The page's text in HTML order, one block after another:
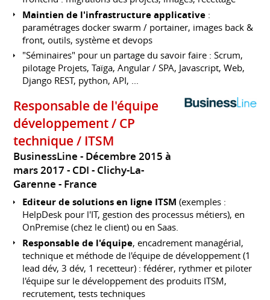
Maintien de l'infrastructure applicative :
paramétrages docker swarm / portainer, images back &
front, outils, système et devops
"Séminaires" pour un partage du savoir faire : Scrum,
pilotage Projets, Taïga, Angular / SPA, Javascript, Web,
Django REST, python, API, ...
Responsable de l'équipe
développement / CP
technique / ITSM
BusinessLine
Décembre 2015 à
mars 2017 CDI
Clichy-La-
Garenne
France
Editeur de solutions en ligne ITSM (exemples :
HelpDesk pour l'IT, gestion des processus métiers), en
OnPremise (chez le client) ou en Saas.
Responsable de l'équipe, encadrement managérial,
technique et méthode de l'équipe de développement (1
lead dév, 3 dév, 1 recetteur) : fédérer, rythmer et piloter
l'équipe sur le développement des produits ITSM,
recrutement, tests techniques